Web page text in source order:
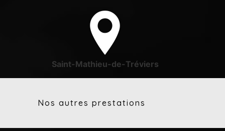
Saint-Mathieu-de-Tréviers
Nos autres prestations